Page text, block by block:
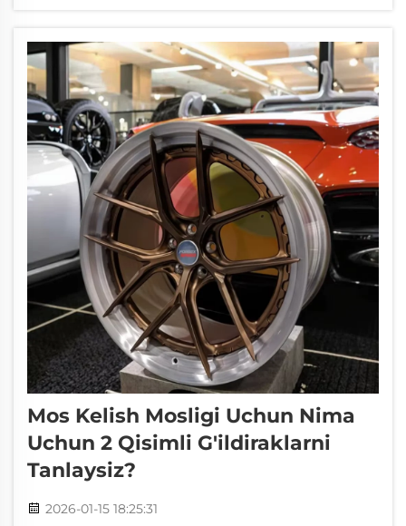
chidamliligi kabi asosiy farqlarini tushunish...
Mos Kelish Mosligi Uchun Nima
Uchun 2 Qisimli G'ildiraklarni
Tanlaysiz?
2026-01-15 18:25:31